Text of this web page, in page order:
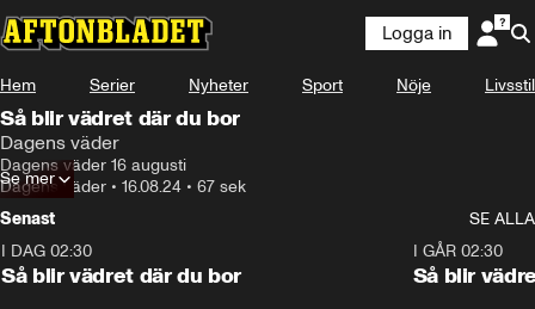
Logga in
Hem Serier Nyheter Sport Nöje Livsstil
Så blir vädret där du bor
Dagens väder
Dagens väder 16 augusti
Dagens väder • 16.08.24 • 67 sek
Se mer
Senast
SE ALLA
I DAG 02:30
Så blir vädret där du bor
I GÅR 02:30
Så blir